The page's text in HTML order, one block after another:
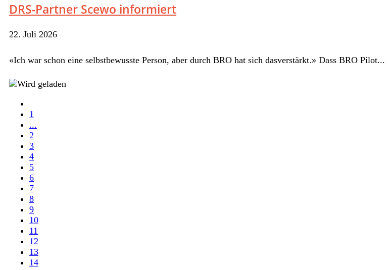
DRS-Partner Scewo informiert
22. Juli 2026
«Ich war schon eine selbstbewusste Person, aber durch BRO hat sich dasverstärkt.» Dass BRO Pilot...
1
...
2
3
4
5
6
7
8
9
10
11
12
13
14